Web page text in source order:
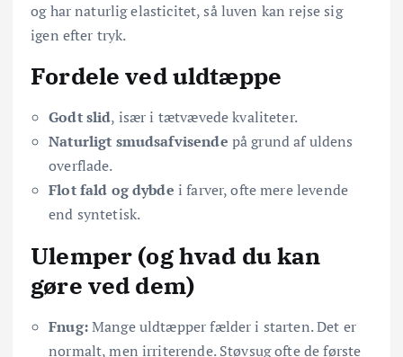
og har naturlig elasticitet, så luven kan rejse sig
igen efter tryk.
Fordele ved uldtæppe
Godt slid, især i tætvævede kvaliteter.
Naturligt smudsafvisende på grund af uldens
overflade.
Flot fald og dybde i farver, ofte mere levende
end syntetisk.
Ulemper (og hvad du kan
gøre ved dem)
Fnug:Mange uldtæpper fælder i starten. Det er
normalt, men irriterende. Støvsug ofte de første